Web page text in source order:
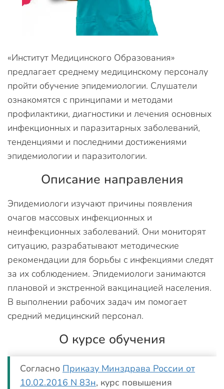
«Институт Медицинского Образования»
предлагает среднему медицинскому персоналу
пройти обучение эпидемиологии. Слушатели
ознакомятся с принципами и методами
профилактики, диагностики и лечения основных
инфекционных и паразитарных заболеваний,
тенденциями и последними достижениями
эпидемиологии и паразитологии.
Описание направления
Эпидемиологи изучают причины появления
очагов массовых инфекционных и
неинфекционных заболеваний. Они мониторят
ситуацию, разрабатывают методические
рекомендации для борьбы с инфекциями следят
за их соблюдением. Эпидемиологи занимаются
плановой и экстренной вакцинацией населения.
В выполнении рабочих задач им помогает
средний медицинский персонал.
О курсе обучения
Согласно Приказу Минздрава России от
10.02.2016 N 83н, курс повышения